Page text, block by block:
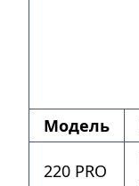
Модель
220 PRO